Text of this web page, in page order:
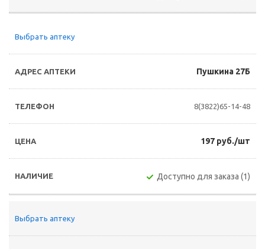
Выбрать аптеку
Пушкина 27Б
8(3822)65-14-48
197 руб./шт
Доступно для заказа (1)
Выбрать аптеку